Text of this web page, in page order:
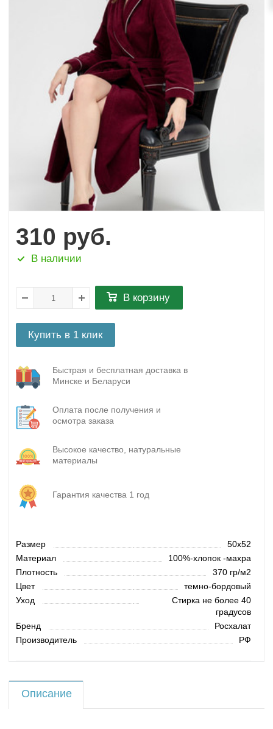
310 руб.
В наличии
В корзину
Купить в 1 клик
Быстрая и бесплатная доставка в
Минске и Беларуси
Оплата после получения и
осмотра заказа
Высокое качество, натуральные
материалы
Гарантия качества 1 год
Размер
50х52
Материал
100%-хлопок -махра
Плотность
370 гр/м2
Цвет
темно-бордовый
Уход
Стирка не более 40
градусов
Бренд
Росхалат
Производитель
РФ
Описание